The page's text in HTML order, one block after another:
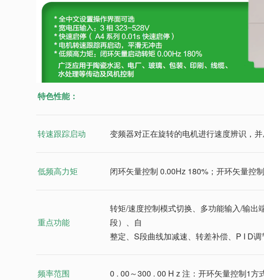
特色性能：
转速跟踪启动 变频器对正在旋转的电机进行速度辨识，
低频高力矩 闭环矢量控制 0.00Hz 180%；开环矢量控
重点功能
转矩/速度控制模式切换、多功能输入/输出
段）、自
整定、S段曲线加减速、转差补偿、P I D
频率范围 0 . 00～300 . 00 H z 注：开环矢量控制1